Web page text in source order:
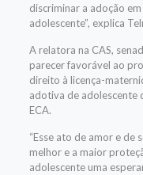
discriminar a adoção
adolescente”, explica
A relatora na CAS,
parecer favorável ao
direito à licença-
adotiva de adolescente
ECA.
“Esse ato de amor e de
melhor e a maior
adolescente uma